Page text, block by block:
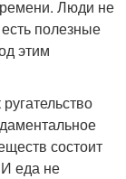
Люди не
полезные
этим
состоит
И еда не